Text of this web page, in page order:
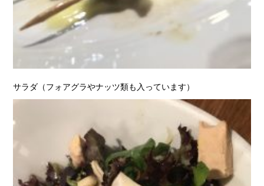
サラダ（フォアグラやナッツ類も入っています）